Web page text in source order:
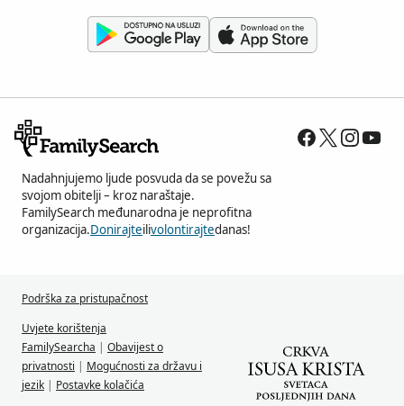
Nadahnjujemo ljude posvuda da se povežu sa
svojom obitelji – kroz naraštaje.
FamilySearch međunarodna je neprofitna
organizacija.Donirajteilivolontirajtedanas!
Podrška za pristupačnost
Uvjete korištenja
FamilySearcha | Obavijest o
privatnosti | Mogućnosti za državu i
jezik | Postavke kolačića